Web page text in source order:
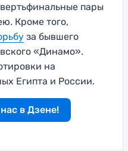
пары
Кроме того,
за бывшего
«Динамо».
на
Египта и России.
в Дзене!